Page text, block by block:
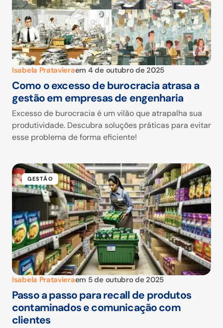
Isabela Pratavieraem 4 de outubro de 2025
Como o excesso de burocracia atrasa a
gestão em empresas de engenharia
Excesso de burocracia é um vilão que atrapalha sua
produtividade. Descubra soluções práticas para evitar
esse problema de forma eficiente!
GESTÃO
Isabela Pratavieraem 5 de outubro de 2025
Passo a passo para recall de produtos
contaminados e comunicação com
clientes